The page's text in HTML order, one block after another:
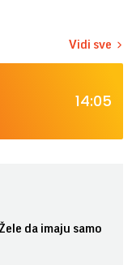
Vidi sve
14:05
da imaju samo